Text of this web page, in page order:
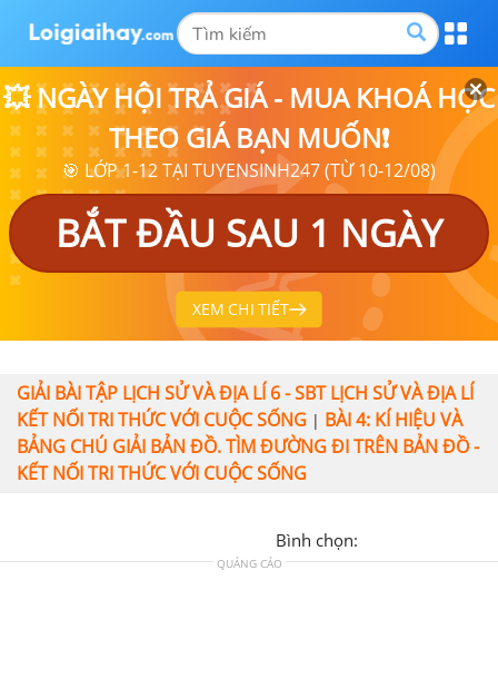
💥 NGÀY HỘI TRẢ GIÁ - MUA KHOÁ HỌC
THEO GIÁ BẠN MUỐN❗
🎯 LỚP 1-12 TẠI TUYENSINH247 (TỪ 10-12/08)
BẮT ĐẦU SAU 1 NGÀY
XEM CHI TIẾT
GIẢI BÀI TẬP LỊCH SỬ VÀ ĐỊA LÍ 6 - SBT LỊCH SỬ VÀ ĐỊA LÍ
KẾT NỐI TRI THỨC VỚI CUỘC SỐNG | BÀI 4: KÍ HIỆU VÀ
BẢNG CHÚ GIẢI BẢN ĐỒ. TÌM ĐƯỜNG ĐI TRÊN BẢN ĐỒ -
KẾT NỐI TRI THỨC VỚI CUỘC SỐNG
Bình chọn:
QUẢNG CÁO